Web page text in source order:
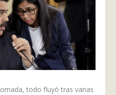
todo fluyó tras varias